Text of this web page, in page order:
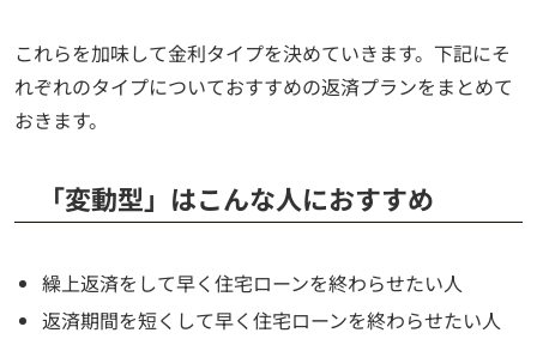
これらを加味して金利タイプを決めていきます。下記にそ
れぞれのタイプについておすすめの返済プランをまとめて
おきます。
「変動型」はこんな人におすすめ
繰上返済をして早く住宅ローンを終わらせたい人
返済期間を短くして早く住宅ローンを終わらせたい人